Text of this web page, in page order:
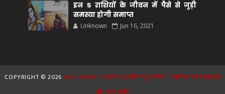
इन 5 राशियों के जीवन में पैसे से जुड़ी
समस्या होगी समाप्त
Unknown Jun 16, 2021
COPYRIGHT © 2026JAI BHARAT EXPRESS | हिंदी न्यूज़ पोर्टल | जबलपुर एवं मध्यप्रदेश
की ताज़ा खबरें